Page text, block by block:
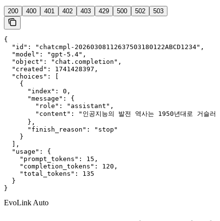
200 400 401 402 403 429 500 502 503
{
  "id": "chatcmpl-20260308112637503180122ABCD1234",
  "model": "gpt-5.4",
  "object": "chat.completion",
  "created": 1741428397,
  "choices": [
    {
      "index": 0,
      "message": {
        "role": "assistant",
"content": "인공지능의 발전 역사는 1950년대로 거슬러
      },
      "finish_reason": "stop"
    }
  ],
  "usage": {
    "prompt_tokens": 15,
    "completion_tokens": 120,
    "total_tokens": 135
  }
}
EvoLink Auto